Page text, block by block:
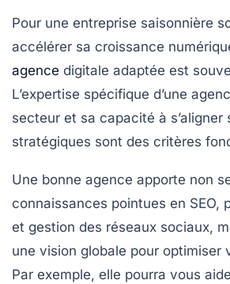
Pour une entreprise saisonnière
accélérer sa croissance
agence digitale adaptée est
L’expertise spécifique d’une
secteur et sa capacité à
stratégiques sont des critères
Une bonne agence apporte non
connaissances pointues en SEO,
et gestion des réseaux sociaux,
une vision globale pour optimiser
Par exemple, elle pourra vous